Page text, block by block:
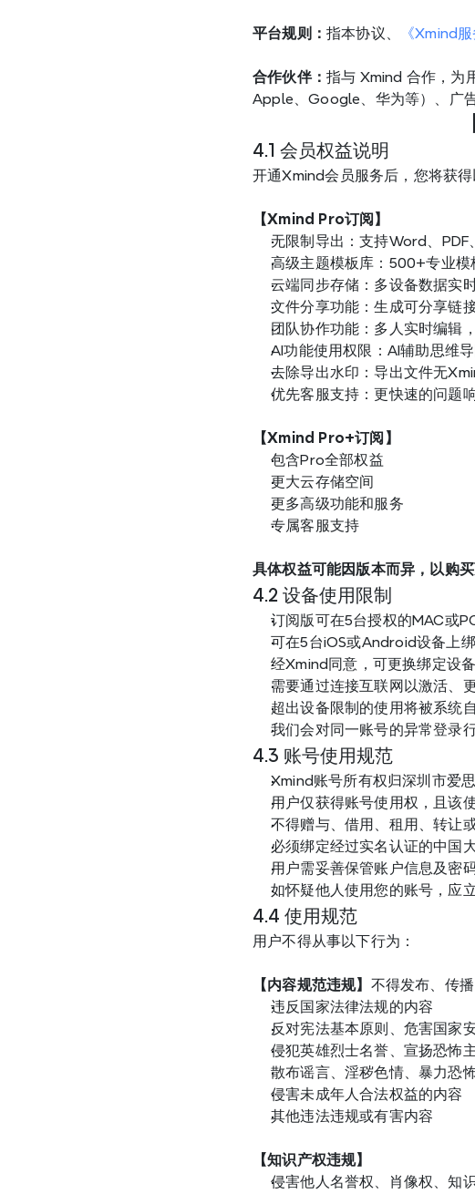
平台规则： 指本协议、 《Xmind服
合作伙伴： 指与 Xmind 合作，为
Apple、Google、华为等）、广
4.1 会员权益说明
开通Xmind会员服务后，您将获得
【Xmind Pro订阅】
无限制导出：支持Word、PDF
高级主题模板库：500+专业模
云端同步存储：多设备数据实
文件分享功能：生成可分享链
团队协作功能：多人实时编辑
AI功能使用权限：AI辅助思维
去除导出水印：导出文件无
优先客服支持：更快速的问题
【Xmind Pro+订阅】
包含Pro全部权益
更大云存储空间
更多高级功能和服务
专属客服支持
具体权益可能因版本而异，以购买
4.2 设备使用限制
订阅版可在5台授权的MAC或
可在5台iOS或Android设备上
经Xmind同意，可更换绑定设备
需要通过连接互联网以激活、
超出设备限制的使用将被系统
我们会对同一账号的异常登录
4.3 账号使用规范
Xmind账号所有权归深圳市爱
用户仅获得账号使用权，且该
不得赠与、借用、租用、转让
必须绑定经过实名认证的中国
用户需妥善保管账户信息及密
如怀疑他人使用您的账号，应
4.4 使用规范
用户不得从事以下行为：
【内容规范违规】 不得发布、传播
违反国家法律法规的内容
反对宪法基本原则、危害国家
侵犯英雄烈士名誉、宣扬恐怖
散布谣言、淫秽色情、暴力恐
侵害未成年人合法权益的内容
其他违法违规或有害内容
【知识产权违规】
侵害他人名誉权、肖像权、知